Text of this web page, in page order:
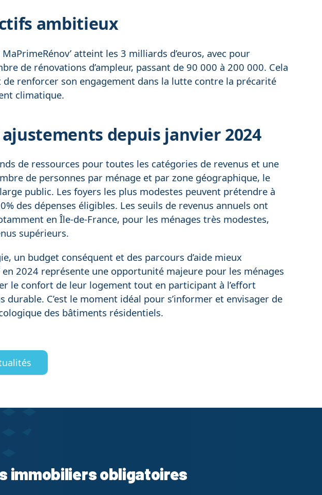
ambitieux
atteint les 3 milliards d’euros, avec pour
de rénovations d’ampleur, passant de 90 000 à 200 000. Cela
de renforcer son engagement dans la lutte contre la précarité
climatique.
depuis janvier 2024
de ressources pour toutes les catégories de revenus et une
de personnes par ménage et par zone géographique, le
public. Les foyers les plus modestes peuvent prétendre à
des dépenses éligibles. Les seuils de revenus annuels ont
en Île-de-France, pour les ménages très modestes,
supérieurs.
un budget conséquent et des parcours d’aide mieux
en 2024 représente une opportunité majeure pour les ménages
le confort de leur logement tout en participant à l’effort
durable. C’est le moment idéal pour s’informer et envisager de
des bâtiments résidentiels.
immobiliers obligatoires